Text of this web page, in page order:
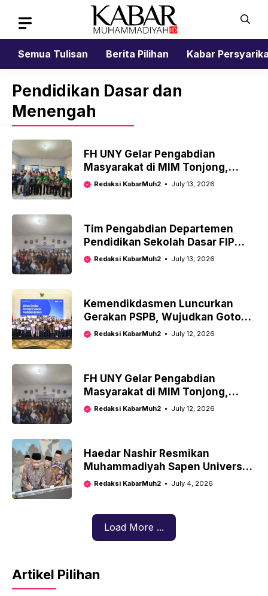
content
Semua Tulisan
Berita Pilihan Kabar
Pendidikan Dasar dan
Menengah
FH UNY Gelar Pengabdian
Masyarakat di MIM Tonjong,
Kenalkan Pendekatan ‘Deep
Redaksi KabarMuh2 July 13, 2026
Tim Pengabdian Departemen
Pendidikan Sekolah Dasar FIP
UNY Latih Guru SD dan MI
Redaksi KabarMuh2 July 13, 2026
Kemendikdasmen Luncurkan
Gerakan PSPB, Wujudkan Gotong
Royong Pendidikan Semesta
Redaksi KabarMuh2 July 12, 2026
FH UNY Gelar Pengabdian
Masyarakat di MIM Tonjong,
Kenalkan Pendekatan ‘Deep
Redaksi KabarMuh2 July 12, 2026
Haedar Nashir Resmikan
Muhammadiyah Sapen Universal
School, Targetkan Jadi Sekolah
Redaksi KabarMuh2 July 4, 2026
Load More ...
Artikel Pilihan